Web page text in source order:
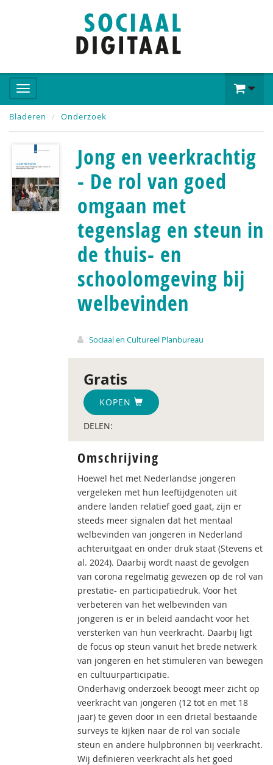
Bladeren Onderzoek
Jong en veerkrachtig
- De rol van goed
omgaan met
tegenslag en steun in
de thuis- en
schoolomgeving bij
welbevinden
Sociaal en Cultureel Planbureau
Gratis
KOPEN
DELEN:
Omschrijving
Hoewel het met Nederlandse jongeren
vergeleken met hun leeftijdgenoten uit
andere landen relatief goed gaat, zijn er
steeds meer signalen dat het mentaal
welbevinden van jongeren in Nederland
achteruitgaat en onder druk staat (Stevens et
al. 2024). Daarbij wordt naast de gevolgen
van corona regelmatig gewezen op de rol van
prestatie- en participatiedruk. Voor het
verbeteren van het welbevinden van
jongeren is er in beleid aandacht voor het
versterken van hun veerkracht. Daarbij ligt
de focus op steun vanuit het brede netwerk
van jongeren en het stimuleren van bewegen
en cultuurparticipatie.
Onderhavig onderzoek beoogt meer zicht op
veerkracht van jongeren (12 tot en met 18
jaar) te geven door in een drietal bestaande
surveys te kijken naar de rol van sociale
steun en andere hulpbronnen bij veerkracht.
Wij definiëren veerkracht als het goed